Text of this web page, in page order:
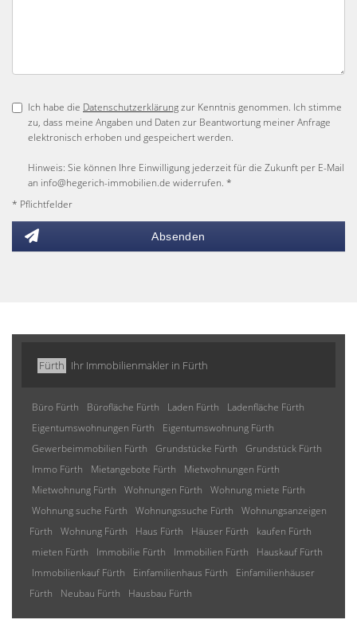
Ich habe die Datenschutzerklärungzur Kenntnis genommen. Ich stimme
zu, dass meine Angaben und Daten zur Beantwortung meiner Anfrage
elektronisch erhoben und gespeichert werden.
Hinweis: Sie können Ihre Einwilligung jederzeit für die Zukunft per E-Mail
an info@hegerich-immobilien.de widerrufen. *
* Pflichtfelder
Absenden
Fürth Ihr Immobilienmakler in Fürth
Büro Fürth Bürofläche Fürth Laden Fürth
Ladenfläche Fürth
Eigentumswohnungen Fürth
Eigentumswohnung Fürth
Gewerbeimmobilien Fürth
Grundstücke Fürth
Grundstück Fürth
Immo Fürth
Mietangebote Fürth
Mietwohnungen Fürth
Mietwohnung Fürth
Wohnungen Fürth
Wohnung miete Fürth
Wohnung suche Fürth
Wohnungssuche Fürth
Wohnungsanzeigen
Fürth
Wohnung Fürth Haus Fürth Häuser Fürth
kaufen Fürth
mieten Fürth
Immobilie Fürth Immobilien Fürth
Hauskauf Fürth
Immobilienkauf Fürth
Einfamilienhaus Fürth
Einfamilienhäuser
Fürth
Neubau Fürth Hausbau Fürth